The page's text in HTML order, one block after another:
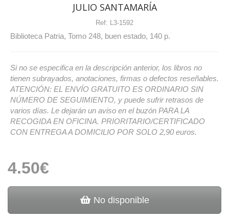
JULIO SANTAMARÍA
Ref: L3-1592
Biblioteca Patria, Tomo 248, buen estado, 140 p.
Si no se especifica en la descripción anterior, los libros no
tienen subrayados, anotaciones, firmas o defectos reseñables.
ATENCIÓN: EL ENVÍO GRATUITO ES ORDINARIO SIN
NÚMERO DE SEGUIMIENTO, y puede sufrir retrasos de
varios días. Le dejarán un aviso en el buzón PARA LA
RECOGIDA EN OFICINA. PRIORITARIO/CERTIFICADO
CON ENTREGA A DOMICILIO POR SOLO 2,90 euros.
4.50€
No disponible